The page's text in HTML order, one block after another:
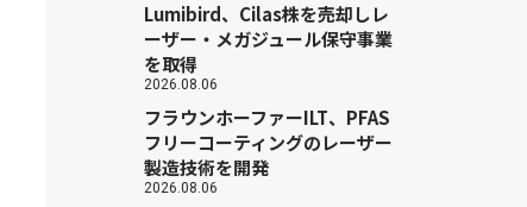
Lumibird、Cilas株を売却しレ
ーザー・メガジュール保守事業
を取得
2026.08.06
フラウンホーファーILT、PFAS
フリーコーティングのレーザー
製造技術を開発
2026.08.06